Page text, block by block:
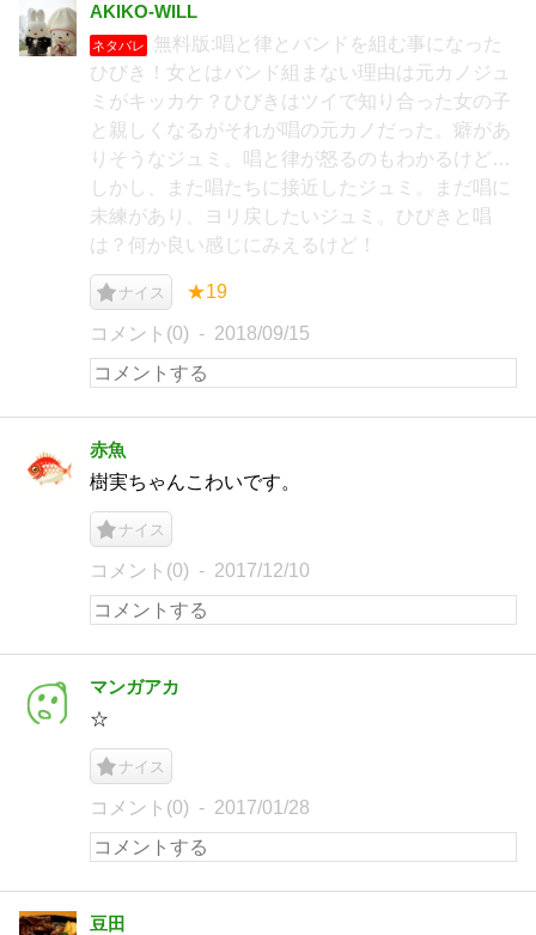
AKIKO-WILL
ネタバレ
無料版:唱と律とバンドを組む事になった
ひびき！女とはバンド組まない理由は元カノジュ
ミがキッカケ？ひびきはツイで知り合った女の子
と親しくなるがそれが唱の元カノだった。癖があ
りそうなジュミ。唱と律が怒るのもわかるけど…
しかし、また唱たちに接近したジュミ。まだ唱に
未練があり、ヨリ戻したいジュミ。ひびきと唱
は？何か良い感じにみえるけど！
ナイス ★19
コメント(0) 2018/09/15
赤魚
樹実ちゃんこわいです。
ナイス
コメント(0) 2017/12/10
マンガアカ
☆
ナイス
コメント(0) 2017/01/28
豆田